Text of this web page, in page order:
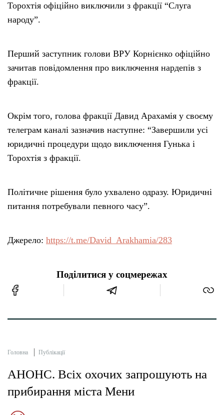
Торохтія офіційно виключили з фракції “Слуга
народу”.
Перший заступник голови ВРУ Корнієнко офіційно
зачитав повідомлення про виключення нардепів з
фракції.
Окрім того, голова фракції Давид Арахамія у своєму
телеграм каналі зазначив наступне: “Завершили усі
юридичні процедури щодо виключення Гунька і
Торохтія з фракції.
Політичне рішення було ухвалено одразу. Юридичні
питання потребували певного часу”.
Джерело: https://t.me/David_Arakhamia/283
Поділитися у соцмережах
Головна Публікації
АНОНС. Всіх охочих запрошують на
прибирання міста Мени